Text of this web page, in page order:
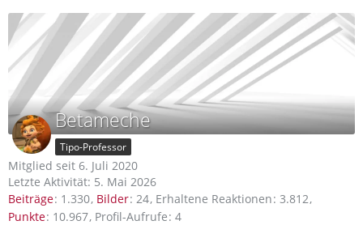
Betameche
Tipo-Professor
Mitglied seit 6. Juli 2020
Letzte Aktivität: 5. Mai 2026
Beiträge 1.330 Bilder 24 Erhaltene Reaktionen 3.812
Punkte 10.967 Profil-Aufrufe 4